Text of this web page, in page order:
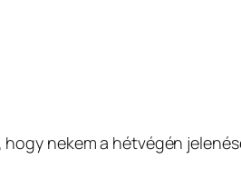
nekem a hétvégén